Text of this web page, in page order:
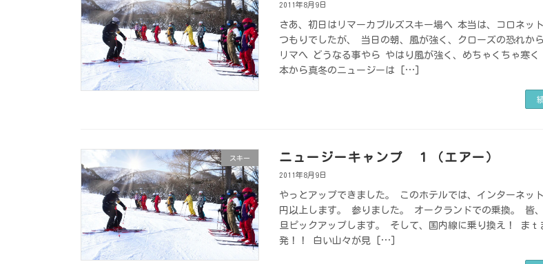
2011年8月9日
さあ、初日はリマーカブルズスキー場へ 本当は、コロネッ
つもりでしたが、 当日の朝、風が強く、クローズの恐れか
リマへ どうなる事やら やはり風が強く、めちゃくちゃ寒く
本から真冬のニュージーは […]
スキー ニュージーキャンプ １（エアー）
2011年8月9日
やっとアップできました。 このホテルでは、インターネッ
円以上します。 参りました。 オークランドでの乗換。 皆
旦ピックアップします。 そして、国内線に乗り換え！ まｔ
発！！ 白い山々が見 […]